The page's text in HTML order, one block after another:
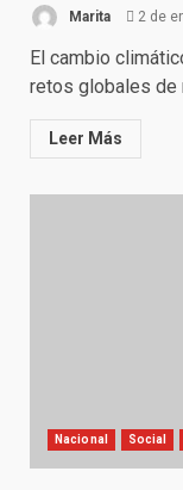
Marita 2 de
El cambio
retos globales de
Leer Más
Nacional Social